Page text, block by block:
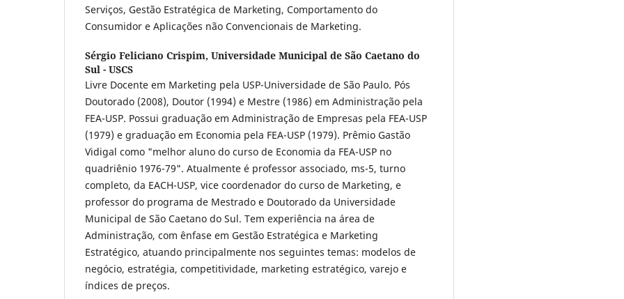
Serviços, Gestão Estratégica de Marketing, Comportamento do
Consumidor e Aplicações não Convencionais de Marketing.
Sérgio Feliciano Crispim, Universidade Municipal de São Caetano do
Sul - USCS
Livre Docente em Marketing pela USP-Universidade de São Paulo. Pós
Doutorado (2008), Doutor (1994) e Mestre (1986) em Administração pela
FEA-USP. Possui graduação em Administração de Empresas pela FEA-USP
(1979) e graduação em Economia pela FEA-USP (1979). Prêmio Gastão
Vidigal como "melhor aluno do curso de Economia da FEA-USP no
quadriênio 1976-79". Atualmente é professor associado, ms-5, turno
completo, da EACH-USP, vice coordenador do curso de Marketing, e
professor do programa de Mestrado e Doutorado da Universidade
Municipal de São Caetano do Sul. Tem experiência na área de
Administração, com ênfase em Gestão Estratégica e Marketing
Estratégico, atuando principalmente nos seguintes temas: modelos de
negócio, estratégia, competitividade, marketing estratégico, varejo e
índices de preços.